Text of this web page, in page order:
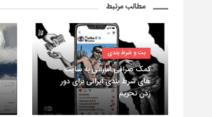
مطالب مرتبط
بت و شرط بندی
کمک صرافی اماراتی به سایت
های شرط بندی ایرانی برای دور
زدن تحریم